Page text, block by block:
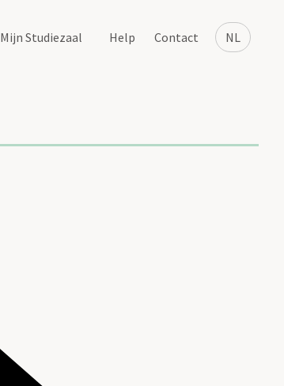
NL
Mijn Studiezaal Help Contact